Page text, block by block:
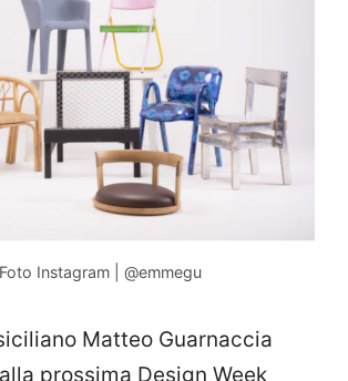
Foto Instagram | @emmegu
Matteo Guarnaccia
prossima Design Week